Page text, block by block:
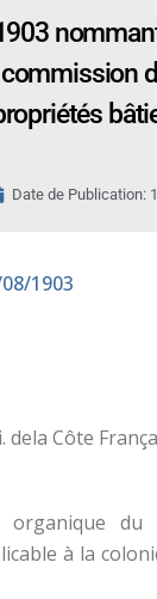
Date de Publication:
1903
dela Côte
organique du
à la